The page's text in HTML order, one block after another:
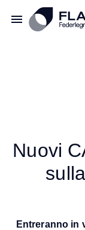
Nuovi
Entreranno in